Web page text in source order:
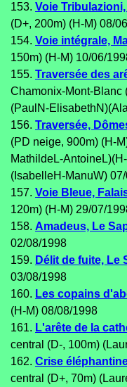
153. Voie
(D+, 200m) (H-M) 08/
154. Voie intégrale,
150m) (H-M) 10/06/
155. Traversée des
Chamonix-Mont-Blanc
(PaulN-
156. Traversée,
(PD neige, 900m) (H-
MathildeL-
(IsabelleH-ManuW)
157. Voie Bleue,
120m) (H-M) 29/07/
158. Amadeus, Le
02/08/1998
159. Délit de fuite, Le
03/08/1998
160. Les copains
(H-M) 08/08/1998
161. L'arête de la
central (D-, 100m)
162. Crise
central (D+, 70m)